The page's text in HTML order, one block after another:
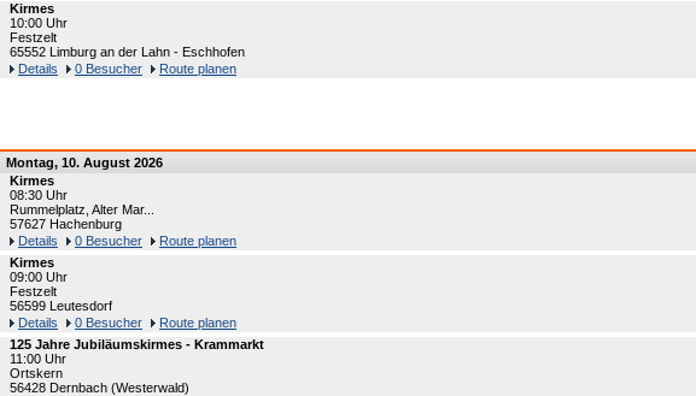
Kirmes
10:00 Uhr
Festzelt
65552 Limburg an der Lahn - Eschhofen
Details
0 Besucher Route planen
Montag, 10. August 2026
Kirmes
08:30 Uhr
Rummelplatz, Alter Mar...
57627 Hachenburg
Details
0 Besucher
Route planen
Kirmes
09:00 Uhr
Festzelt
56599 Leutesdorf
Details
0 Besucher
Route planen
125 Jahre Jubiläumskirmes - Krammarkt
11:00 Uhr
Ortskern
56428 Dernbach (Westerwald)